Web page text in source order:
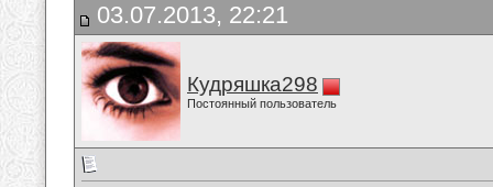
03.07.2013, 22:21
Кудряшка298
Постоянный пользователь